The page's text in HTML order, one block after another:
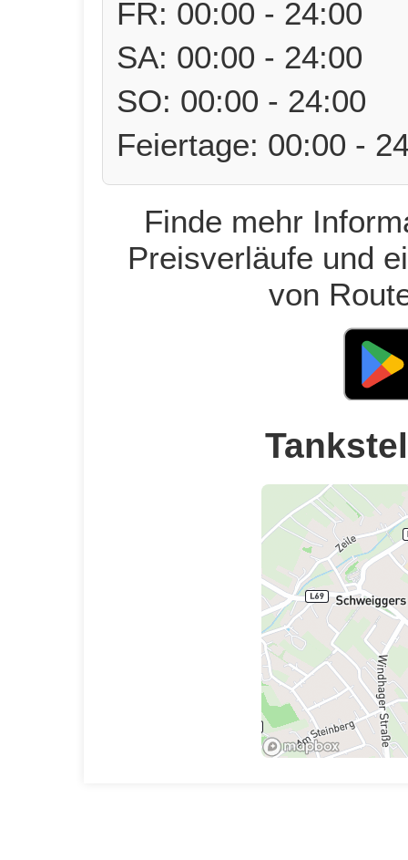
FR: 00:00 - 24:00
SA: 00:00 - 24:00
SO: 00:00 - 24:00
Feiertage: 00:00 -
Finde mehr
Preisverläufe und
von